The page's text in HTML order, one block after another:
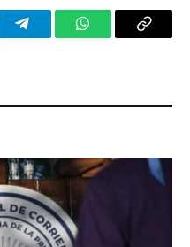
TelegramWhatsAppCopy